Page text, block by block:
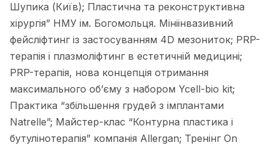
Шупика (Київ); Пластична та реконструктивна
хірургія” НМУ ім. Богомольця. Мініінвазивний
фейсліфтинг із застосуванням 4D мезониток; PRP-
терапія і плазмоліфтинг в естетичній медицині;
PRP-терапія, нова концепція отримання
максимального об’єму з набором Ycell-bio kit;
Практика “збільшення грудей з імплантами
Natrelle”; Майстер-клас “Контурна пластика і
бутулінотерапія” компанія Allergan; Тренінг On